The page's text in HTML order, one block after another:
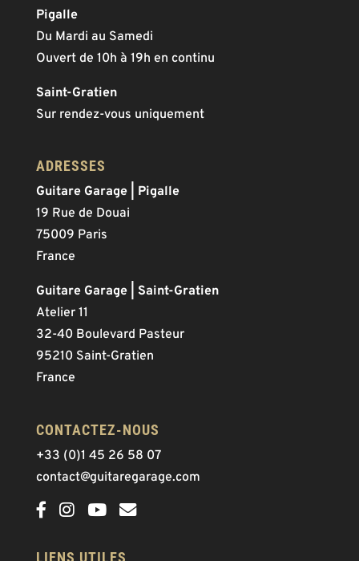
Pigalle
Du Mardi au Samedi
Ouvert de 10h à 19h en continu
Saint-Gratien
Sur rendez-vous uniquement
ADRESSES
Guitare Garage | Pigalle
19 Rue de Douai
75009 Paris
France
Guitare Garage | Saint-Gratien
Atelier 11
32-40 Boulevard Pasteur
95210 Saint-Gratien
France
CONTACTEZ-NOUS
+33 (0)1 45 26 58 07
contact@guitaregarage.com
LIENS UTILES